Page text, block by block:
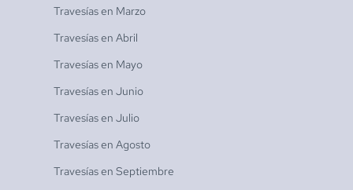
Travesías en Marzo
Travesías en Abril
Travesías en Mayo
Travesías en Junio
Travesías en Julio
Travesías en Agosto
Travesías en Septiembre